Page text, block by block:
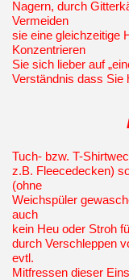
Nagern, durch
Vermeiden
sie eine gleichzeitige
Konzentrieren
Sie sich lieber auf
Verständnis dass Sie
Tuch- bzw. T-
z.B. Fleecedecken)
(ohne
Weichspüler
auch
kein Heu oder Stroh
durch Verschleppen
evtl.
Mitfressen dieser